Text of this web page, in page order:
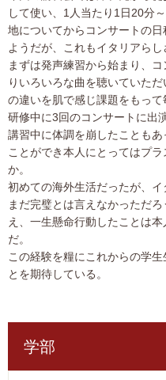
して使い、1人当たり1日20分
地についてからコンサートの
ようだが、これもイタリアらし
まずは発声練習から始まり、
りいろいろな曲を聴いていた
の違いを肌で感じ課題をもって
研修中に3回のコンサートに出
講習中に体調を崩したことも
ことができ本人にとってはプ
か。
初めての海外生活だったが、
まだ完璧とは言えなかっただ
え、一生懸命行動したことは
だ。
この経験を糧にこれからの学
とを期待している。
学部